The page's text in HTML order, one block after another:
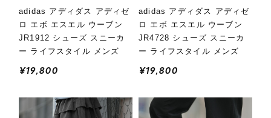
adidas アディダス アディゼ
ロ エボ エスエル ウーブン
JR1912 シューズ スニーカ
ー ライフスタイル メンズ
¥19,800
adidas アディダス アディゼ
ロ エボ エスエル ウーブン
JR4728 シューズ スニーカ
ー ライフスタイル メンズ
¥19,800